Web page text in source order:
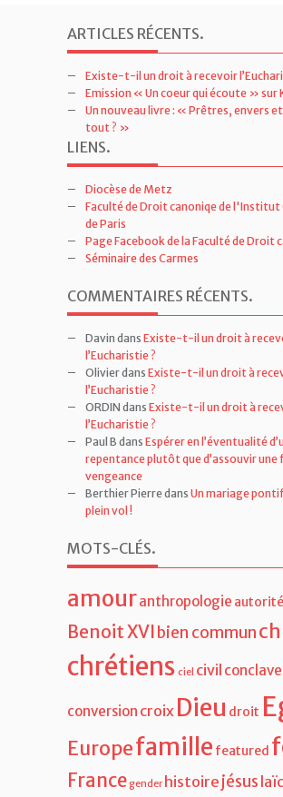
ARTICLES RÉCENTS.
Existe-t-il un droit à recevoir
Emission « Un coeur qui écoute » sur
Un nouveau livre : « Prêtres, envers
tout ? »
LIENS.
Diocèse de Metz
Faculté de Droit canoniqe de l'Institut
de Paris
Page Facebook de la Faculté de Droit
Séminaire des Carmes
COMMENTAIRES RÉCENTS.
Davin dans Existe-t-il un droit à
l’Eucharistie ?
Olivierdans Existe-t-il un droit à
l’Eucharistie ?
ORDIN dans Existe-t-il un droit à
l’Eucharistie ?
Paul B dans Espérer en l’éventualité
repentance plutôt que d’assouvir une
vengeance
Berthier Pierredans Un mariage
plein vol !
MOTS-CLÉS.
amouranthropologie autorité
Benoit XVIbien commun
chrétiens ciel civil conclave
conversion croix Dieu droit
Europefamille featured
Francegender histoire jésus